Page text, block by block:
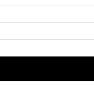
hướng tâm tần, được ứng dụng